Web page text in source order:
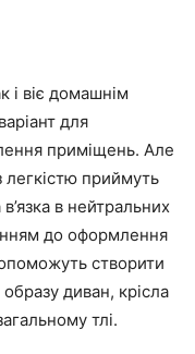
і віє домашнім
для
приміщень. Але
легкістю приймуть
в нейтральних
до оформлення
створити
диван, крісла
тлі.